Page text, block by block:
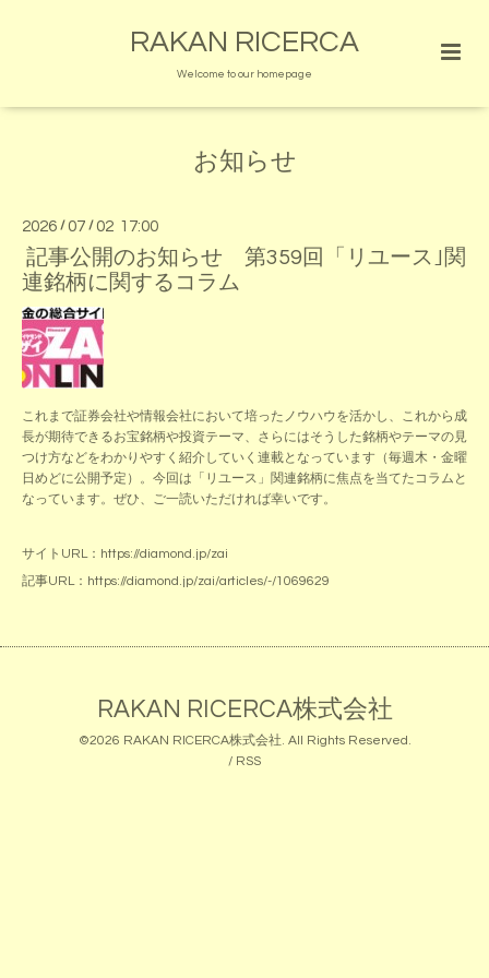
RAKAN RICERCA
Welcome to our homepage
お知らせ
2026 / 07 / 02 17:00
記事公開のお知らせ 第359回「リユース｣関
連銘柄に関するコラム
これまで証券会社や情報会社において培ったノウハウを活かし、これから成
長が期待できるお宝銘柄や投資テーマ、さらにはそうした銘柄やテーマの見
つけ方などをわかりやすく紹介していく連載となっています（毎週木・金曜
日めどに公開予定）。今回は「リユース」関連銘柄に焦点を当てたコラムと
なっています。ぜひ、ご一読いただければ幸いです。
サイトURL： https://diamond.jp/zai
記事URL： https://diamond.jp/zai/articles/-/1069629
RAKAN RICERCA株式会社
©2026 RAKAN RICERCA株式会社. All Rights Reserved.
/ RSS